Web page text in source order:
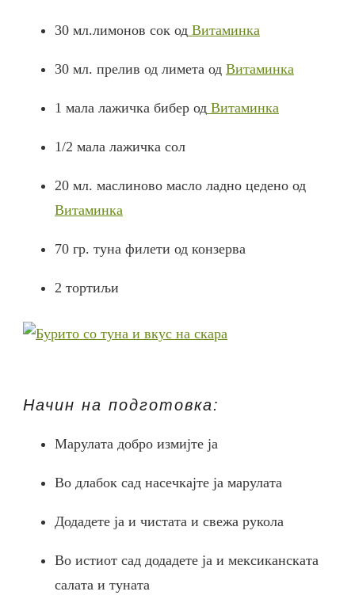
30 мл.лимонов сок од Витаминка
30 мл. прелив од лимета од Витаминка
1 мала лажичка бибер од Витаминка
1/2 мала лажичка сол
20 мл. маслиново масло ладно цедено од
Витаминка
70 гр. туна филети од конзерва
2 тортиљи
Начин на подготовка:
Марулата добро измијте ја
Во длабок сад насечкајте ја марулата
Додадете ја и чистата и свежа рукола
Во истиот сад додадете ја и мексиканската
салата и туната